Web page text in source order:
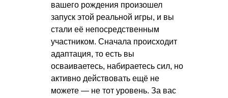
вашего рождения произошел
запуск этой реальной игры, и вы
стали её непосредственным
участником. Сначала происходит
адаптация, то есть вы
осваиваетесь, набираетесь сил, но
активно действовать ещё не
можете — не тот уровень. За вас